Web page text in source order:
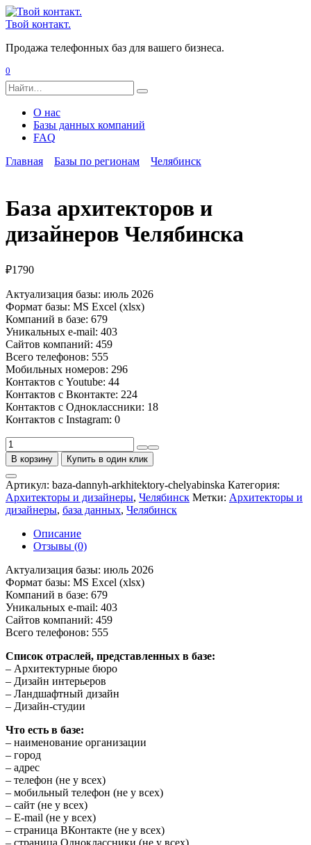
Перейти
к
Твой контакт.
Продажа телефонных баз для вашего бизнеса.
0
Search
for:
О нас
Базы данных компаний
FAQ
Главная
Базы по регионам Челябинск
База архитекторов и
дизайнеров Челябинска
₽1790
Актуализация базы: июль 2026
Формат базы: MS Excel (xlsx)
Компаний в базе: 679
Уникальных e-mail: 403
Сайтов компаний: 459
Всего телефонов: 555
Мобильных номеров: 296
Контактов с Youtube: 44
Контактов с Вконтакте: 224
Контактов с Одноклассники: 18
Контактов с Instagram: 0
Количество
товара
База
архитекторов
и
дизайнеров
Челябинска
В корзину Купить в один клик
Артикул: baza-dannyh-arkhitektory-chelyabinska Категория:
Архитекторы и дизайнеры, Челябинск Метки: Архитекторы и
дизайнеры, база данных, Челябинск
Описание
Отзывы (0)
Актуализация базы: июль 2026
Формат базы: MS Excel (xlsx)
Компаний в базе: 679
Уникальных e-mail: 403
Сайтов компаний: 459
Всего телефонов: 555
Список отраслей, представленных в базе:
– Архитектурные бюро
– Дизайн интерьеров
– Ландшафтный дизайн
– Дизайн-студии
Что есть в базе:
– наименование организации
– город
– адрес
– телефон (не у всех)
– мобильный телефон (не у всех)
– сайт (не у всех)
– E-mail (не у всех)
– страница ВКонтакте (не у всех)